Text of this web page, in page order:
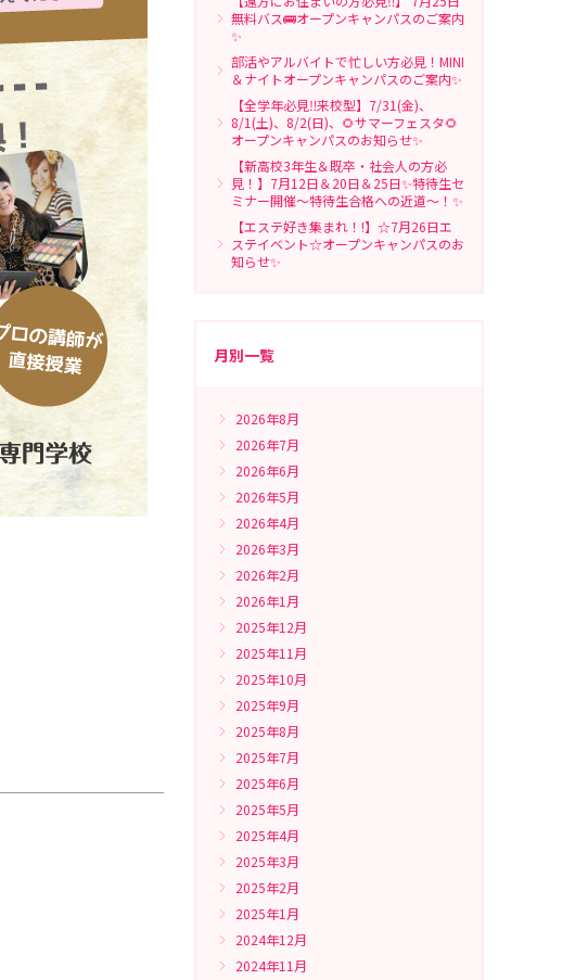
無料バス🚌オープンキャンパスのご案内
✨
部活やアルバイトで忙しい方必見！MINI
＆ナイトオープンキャンパスのご案内✨
【全学年必見‼来校型】7/31(金)、
8/1(土)、8/2(日)、🌻サマーフェスタ🌻
オープンキャンパスのお知らせ✨
【新高校3年生＆既卒・社会人の方必
見！】7月12日＆20日＆25日✨特待生セ
ミナー開催～特待生合格への近道～！✨
【エステ好き集まれ！!】☆7月26日エ
ステイベント☆オープンキャンパスのお
知らせ✨
月別一覧
2026年8月
2026年7月
2026年6月
2026年5月
2026年4月
2026年3月
2026年2月
2026年1月
2025年12月
2025年11月
2025年10月
2025年9月
2025年8月
2025年7月
2025年6月
2025年5月
2025年4月
2025年3月
2025年2月
2025年1月
2024年12月
2024年11月